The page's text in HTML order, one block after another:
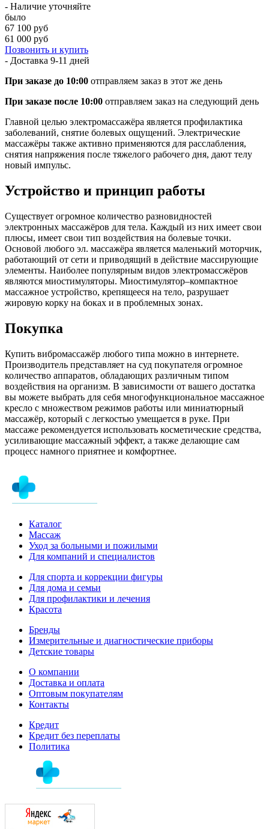
- Наличие уточняйте
было
67 100 руб
61 000 руб
Позвонить и купить
- Доставка 9-11 дней
При заказе до 10:00 отправляем заказ в этот же день
При заказе после 10:00 отправляем заказ на следующий день
Главной целью электромассажёра является профилактика
заболеваний, снятие болевых ощущений. Электрические
массажёры также активно применяются для расслабления,
снятия напряжения после тяжелого рабочего дня, дают телу
новый импульс.
Устройство и принцип работы
Существует огромное количество разновидностей
электронных массажёров для тела. Каждый из них имеет свои
плюсы, имеет свои тип воздействия на болевые точки.
Основой любого эл. массажёра является маленький моторчик,
работающий от сети и приводящий в действие массирующие
элементы. Наиболее популярным видов электромассжёров
являются миостимуляторы. Миостимулятор–компактное
массажное устройство, крепящееся на тело, разрушает
жировую корку на боках и в проблемных зонах.
Покупка
Купить вибромассажёр любого типа можно в интернете.
Производитель представляет на суд покупателя огромное
количество аппаратов, обладающих различным типом
воздействия на организм. В зависимости от вашего достатка
вы можете выбрать для себя многофункциональное массажное
кресло с множеством режимов работы или миниатюрный
массажёр, который с легкостью умещается в руке. При
массаже рекомендуется использовать косметические средства,
усиливающие массажный эффект, а также делающие сам
процесс намного приятнее и комфортнее.
Каталог
Массаж
Уход за больными и пожилыми
Для компаний и специалистов
Для спорта и коррекции фигуры
Для дома и семьи
Для профилактики и лечения
Красота
Бренды
Измерительные и диагностические приборы
Детские товары
О компании
Доставка и оплата
Оптовым покупателям
Контакты
Кредит
Кредит без переплаты
Политика